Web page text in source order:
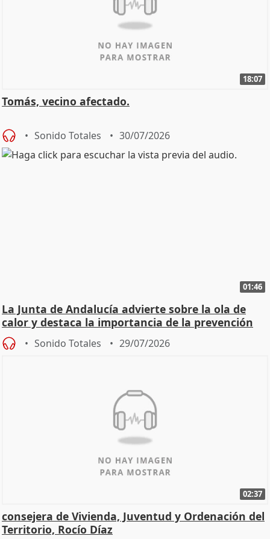
18:07
Tomás, vecino afectado.
Sonido Totales 30/07/2026
01:46
La Junta de Andalucía advierte sobre la ola de
calor y destaca la importancia de la prevención
Sonido Totales 29/07/2026
02:37
consejera de Vivienda, Juventud y Ordenación del
Territorio, Rocío Díaz